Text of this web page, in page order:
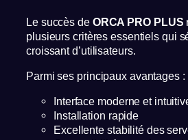
Le succès de ORCA PRO PLUS
plusieurs critères essentiels qui
croissant d’utilisateurs.
Parmi ses principaux avantages :
Interface moderne et
Installation rapide
Excellente stabilité des